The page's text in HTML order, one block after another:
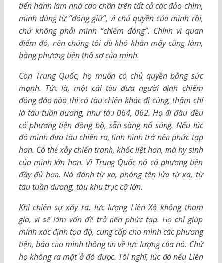
tiến hành làm nhà cao chân trên tất cả các đảo chìm,
mình dùng từ“đóng giữ”, vì chủ quyền của mình rồi,
chứ không phải mình “chiếm đóng”. Chính vì quan
điểm đó, nên chúng tôi dù khó khăn mấy cũng làm,
bằng phương tiện thô sơ của mình.
Còn Trung Quốc, họ muốn có chủ quyền bằng sức
mạnh. Tức là, một cái tàu đưa người định chiếm
đóng đảo nào thì có tàu chiến khác đi cùng, thậm chí
là tàu tuần dương, như tàu 064, 062. Họ đi đâu đều
có phương tiện đồng bộ, sẵn sàng nổ súng. Nếu lúc
đó mình đưa tàu chiến ra, tình hình trở nên phức tạp
hơn. Có thể xảy chiến tranh, khốc liệt hơn, mà hy sinh
của mình lớn hơn. Vì Trung Quốc nó có phương tiện
đầy đủ hơn. Nó đánh từ xa, phóng tên lửa từ xa, từ
tàu tuần dương, tàu khu trục cỡ lớn.
Khi chiến sự xảy ra, lực lượng Liên Xô không tham
gia, vì sẽ làm vấn đề trở nên phức tạp. Họ chỉ giúp
mình xác định tọa độ, cung cấp cho mình các phương
tiện, báo cho mình thông tin về lực lượng của nó. Chứ
họ không ra mặt ở đó được. Tôi nghĩ, lúc đó nếu Liên